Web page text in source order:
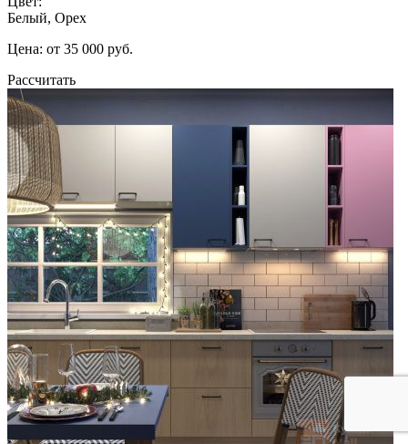
Белый, Орех
Цена: от 35 000 руб.
Рассчитать